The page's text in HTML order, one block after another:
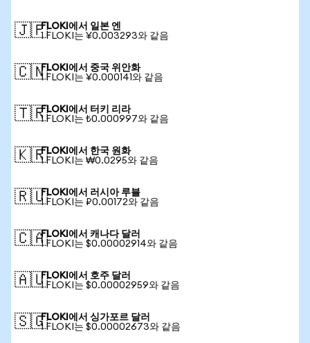
🇯🇵FLOKI에서 일본 엔
1 FLOKI는 ¥0.003293와 같음
🇨🇳FLOKI에서 중국 위안화
1 FLOKI는 ¥0.000141와 같음
🇹🇷FLOKI에서 터키 리라
1 FLOKI는 ₺0.000997와 같음
🇰🇷FLOKI에서 한국 원화
1 FLOKI는 ₩0.0295와 같음
🇷🇺FLOKI에서 러시아 루블
1 FLOKI는 ₽0.00172와 같음
🇨🇦FLOKI에서 캐나다 달러
1 FLOKI는 $0.00002914와 같음
🇦🇺FLOKI에서 호주 달러
1 FLOKI는 $0.00002959와 같음
🇸🇬FLOKI에서 싱가포르 달러
1 FLOKI는 $0.00002673와 같음